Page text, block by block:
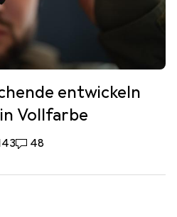
entwickeln
Vollfarbe
Likes48 Kommentare
48